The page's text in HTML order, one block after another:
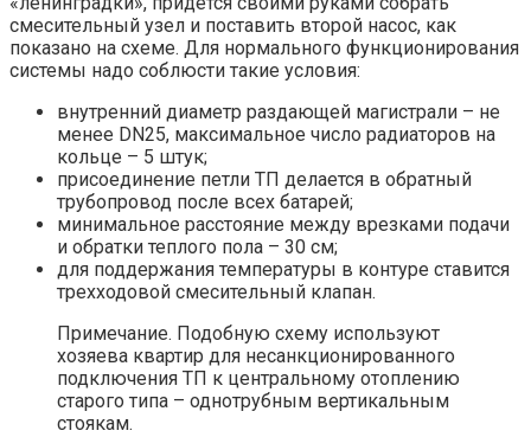
смесительный узел и поставить второй насос, как
показано на схеме. Для нормального функционирования
системы надо соблюсти такие условия:
внутренний диаметр раздающей магистрали – не
менее DN25, максимальное число радиаторов на
кольце – 5 штук;
присоединение петли ТП делается в обратный
трубопровод после всех батарей;
минимальное расстояние между врезками подачи
и обратки теплого пола – 30 см;
для поддержания температуры в контуре ставится
трехходовой смесительный клапан.
Примечание. Подобную схему используют
хозяева квартир для несанкционированного
подключения ТП к центральному отоплению
старого типа – однотрубным вертикальным
стоякам.